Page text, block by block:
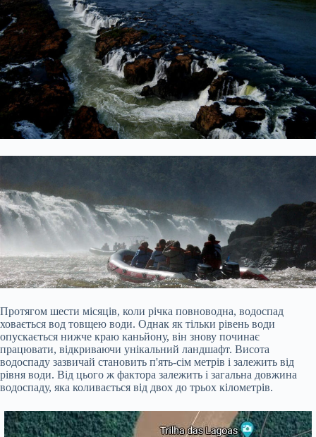
Протягом шести місяців, коли річка повноводна, водоспад
ховається вод товщею води. Однак як тільки рівень води
опускається нижче краю каньйону, він знову починає
працювати, відкриваючи унікальний ландшафт. Висота
водоспаду зазвичай становить п'ять-сім метрів і залежить від
рівня води. Від цього ж фактора залежить і загальна довжина
водоспаду, яка коливається від двох до трьох кілометрів.